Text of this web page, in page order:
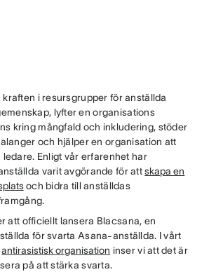
kraften i resursgrupper för anställda
lyfter en organisations
kring mångfald och inkludering, stöder
och hjälper en organisation att
Enligt vår erfarenhet har
varit avgörande för attskapa en
och bidra till anställdas
att officiellt lansera Blacsana, en
för svarta Asana-anställda. I vårt
antirasistisk organisation inser vi att det är
på att stärka svarta.